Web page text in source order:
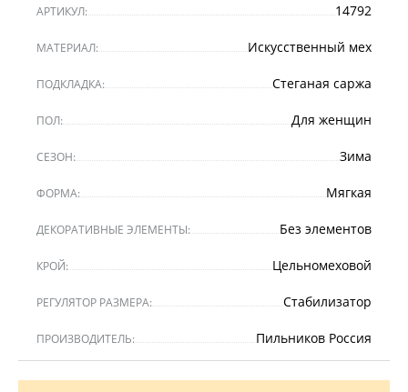
АРТИКУЛ: 14792
МАТЕРИАЛ: Искусственный мех
ПОДКЛАДКА: Стеганая саржа
ПОЛ: Для женщин
СЕЗОН: Зима
ФОРМА: Мягкая
ДЕКОРАТИВНЫЕ ЭЛЕМЕНТЫ: Без элементов
КРОЙ: Цельномеховой
РЕГУЛЯТОР РАЗМЕРА: Стабилизатор
ПРОИЗВОДИТЕЛЬ: Пильников Россия